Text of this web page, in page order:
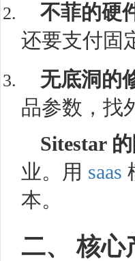
不菲的硬
还要支付固
无底洞的
品参数，找
Sitestar
业。用 saas
本。
二、 核心